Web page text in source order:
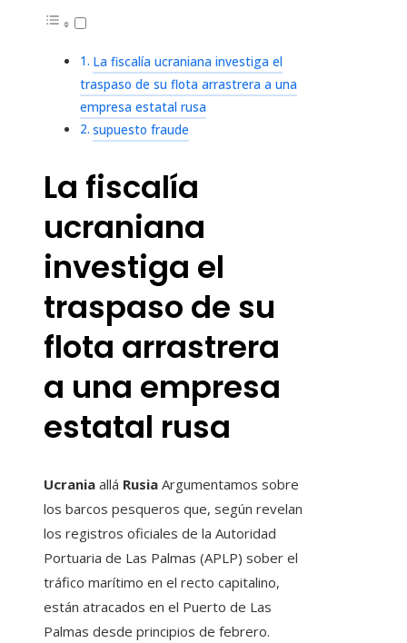
La fiscalía ucraniana investiga el
traspaso de su flota arrastrera a una
empresa estatal rusa
supuesto fraude
La fiscalía
ucraniana
investiga el
traspaso de su
flota arrastrera
a una empresa
estatal rusa
Ucrania allá Rusia Argumentamos sobre
los barcos pesqueros que, según revelan
los registros oficiales de la Autoridad
Portuaria de Las Palmas (APLP) sober el
tráfico marítimo en el recto capitalino,
están atracados en el Puerto de Las
Palmas desde principios de febrero.